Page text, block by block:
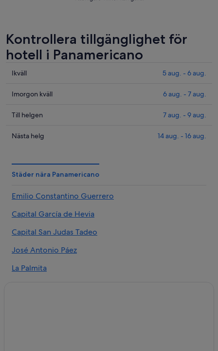
Kontrollera tillgänglighet för
hotell i Panamericano
Kolla
i
för
5
6
aug.
Ikväll 5 aug. - 6 aug.
Kolla
i
för
6
aug.
7
Imorgon kväll 6 aug. - 7 aug.
Kolla
i
helgen,
7
-
aug.
Till helgen 7 aug. - 9 aug.
Kolla
Panamericano
inför
helg,
aug.
-
16
aug.
Nästa helg 14 aug. - 16 aug.
Städer nära Panamericano
Emilio Constantino Guerrero
Capital García de Hevia
Capital San Judas Tadeo
José Antonio Páez
La Palmita